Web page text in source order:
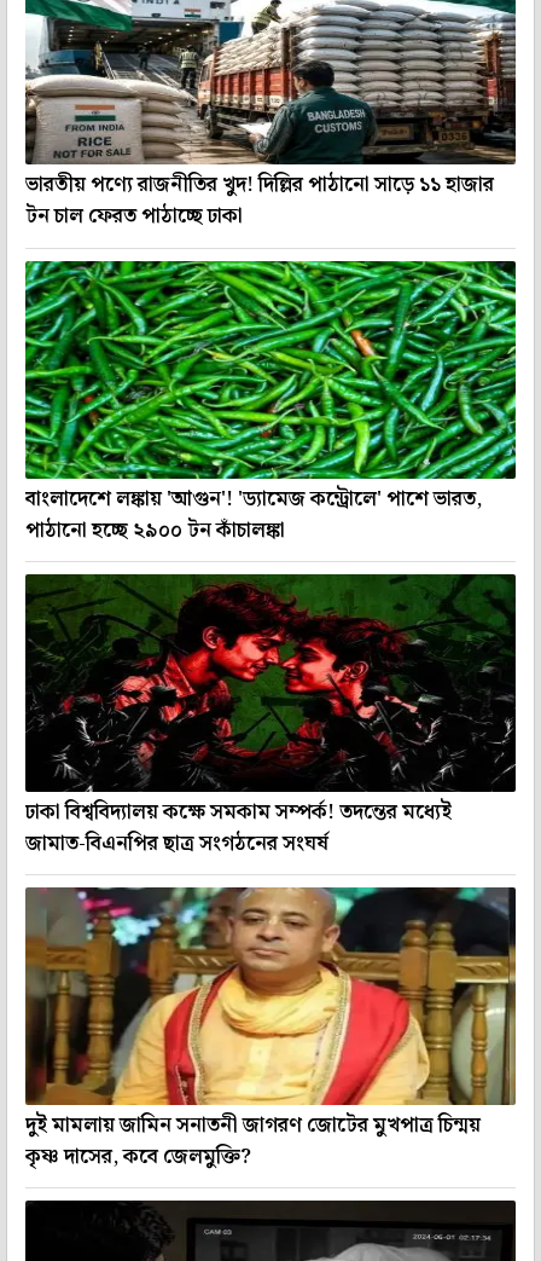
ভারতীয় পণ্যে রাজনীতির খুদ! দিল্লির পাঠানো সাড়ে ১১ হাজার
টন চাল ফেরত পাঠাচ্ছে ঢাকা
বাংলাদেশে লঙ্কায় 'আগুন'! 'ড্যামেজ কন্ট্রোলে' পাশে ভারত,
পাঠানো হচ্ছে ২৯০০ টন কাঁচালঙ্কা
ঢাকা বিশ্ববিদ্যালয় কক্ষে সমকাম সম্পর্ক! তদন্তের মধ্যেই
জামাত-বিএনপির ছাত্র সংগঠনের সংঘর্ষ
দুই মামলায় জামিন সনাতনী জাগরণ জোটের মুখপাত্র চিন্ময়
কৃষ্ণ দাসের, কবে জেলমুক্তি?